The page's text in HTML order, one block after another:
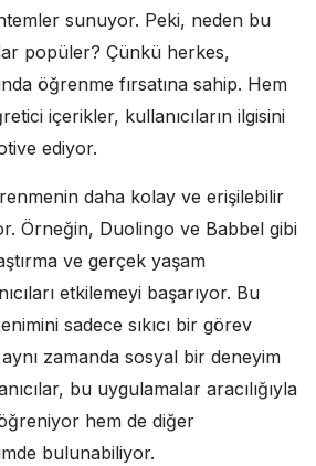
sunuyor. Peki, neden bu
popüler? Çünkü herkes,
öğrenme fırsatına sahip. Hem
içerikler, kullanıcıların ilgisini
ediyor.
daha kolay ve erişilebilir
Örneğin, Duolingo ve Babbel gibi
ve gerçek yaşam
etkilemeyi başarıyor. Bu
sadece sıkıcı bir görev
zamanda sosyal bir deneyim
bu uygulamalar aracılığıyla
hem de diğer
bulunabiliyor.